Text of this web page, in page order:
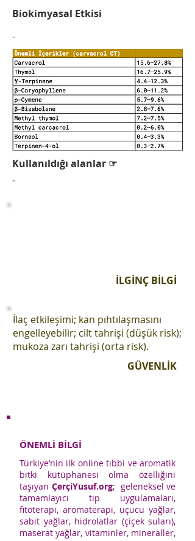
Biokimyasal Etkisi
-
Kullanıldığı alanlar ☞
-
İLGİNÇ BİLGİ
İlaç etkileşimi; kan pıhtılaşmasını
engelleyebilir; cilt tahrişi (düşük risk);
mukoza zarı tahrişi (orta risk).
GÜVENLİK
ÖNEMLİ BİLGİ
Türkiye’nin ilk online tıbbi ve aromatik
bitki kütüphanesi olma özelliğini
taşıyan ÇerçiYusuf.org; geleneksel ve
tamamlayıcı tıp uygulamaları,
fitoterapi, aromaterapi, uçucu yağlar,
sabit yağlar, hidrolatlar (çiçek suları),
maserat yağlar, vitaminler, mineraller,